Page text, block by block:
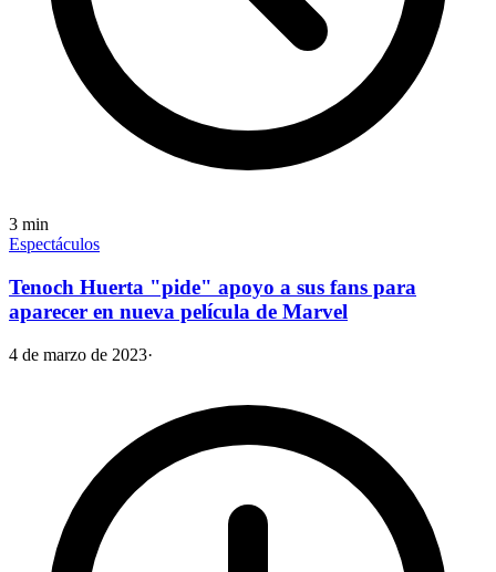
3 min
Espectáculos
Tenoch Huerta "pide" apoyo a sus fans para
aparecer en nueva película de Marvel
4 de marzo de 2023·